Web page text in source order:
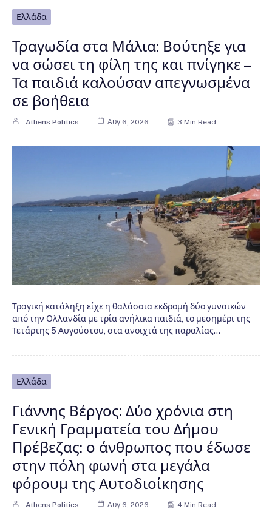
Ελλάδα
Τραγωδία στα Μάλια: Βούτηξε για
να σώσει τη φίλη της και πνίγηκε –
Τα παιδιά καλούσαν απεγνωσμένα
σε βοήθεια
Athens Politics Αυγ 6, 2026 3 Min Read
Τραγική κατάληξη είχε η θαλάσσια εκδρομή δύο γυναικών
από την Ολλανδία με τρία ανήλικα παιδιά, το μεσημέρι της
Τετάρτης 5 Αυγούστου, στα ανοιχτά της παραλίας…
Ελλάδα
Γιάννης Βέργος: Δύο χρόνια στη
Γενική Γραμματεία του Δήμου
Πρέβεζας: ο άνθρωπος που έδωσε
στην πόλη φωνή στα μεγάλα
φόρουμ της Αυτοδιοίκησης
Athens Politics Αυγ 6, 2026 4 Min Read